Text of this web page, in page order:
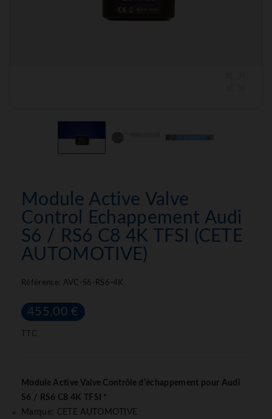
Module Active Valve
Control Echappement Audi
S6 / RS6 C8 4K TFSI (CETE
AUTOMOTIVE)
Référence: AVC-S6-RS6-4K
455,00 €
TTC
Module Active Valve Contrôle d'échappement pour Audi
S6 / RS6 C8 4K TFSI *
Marque: CETE AUTOMOTIVE